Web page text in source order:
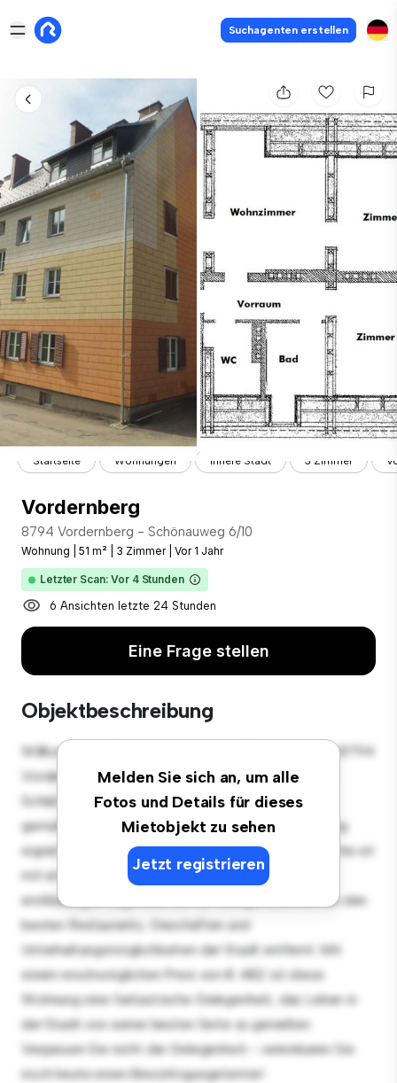
Suchagenten erstellen
Startseite Wohnungen Innere Stadt 3 Zimmer
Vordernberg
8794 Vordernberg - Schönauweg 6/10
Wohnung 51 m² 3 Zimmer Vor 1 Jahr
Letzter Scan: Vor 4 Stunden
6 Ansichten letzte 24 Stunden
Eine Frage stellen
Objektbeschreibung
Melden Sie sich an, um alle
Fotos und Details für dieses
Mietobjekt zu sehen
Jetzt registrieren
Willkommen in Ihrem neuen urbanen Rückzugsort in 8794
Vordernberg - Schönauweg 6/10! Diese moderne 3
Schlafzimmer-Wohnung bietet einen stilvollen und
gemütlichen Lebensraum. Die offene Raumaufteilung
eignet sich perfekt für Gäste, und die elegante Küche ist
mit erstklassigen Geräten ausgestattet. Dank der
erstklassigen Lage sind Sie nur wenige Schritte von den
besten Restaurants, Geschäften und
Unterhaltungsmöglichkeiten der Stadt entfernt. Mit
einem erschwinglichen Preis von € 482 ist diese
Wohnung eine fantastische Gelegenheit, das Leben in
der Stadt von seiner besten Seite zu genießen.
Verpassen Sie nicht die Gelegenheit - vereinbaren Sie
noch heute einen Besichtigungstermin!